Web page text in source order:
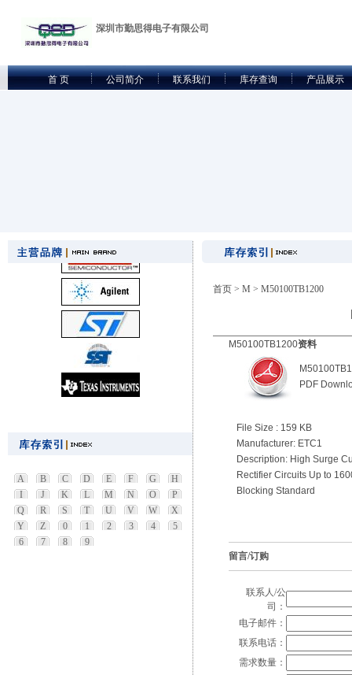
深圳市勤思得电子有限公司
首 页 公司简介 联系我们 库存查询 产品展示
A B C D E F G
H
I
J K L M N O
P
Q
R S T U V W
X
Y
Z 0 1 2 3 4
5
6
7 8 9
首页 > M > M50100TB1200
M50100TB1200资料
PDF
File Size : 159 KB
Manufacturer: ETC1
Description: High Surge
Rectifier Circuits Up to
Blocking Standard
留言/订购
联系人/公
司：
电子邮件：
联系电话：
需求数量：